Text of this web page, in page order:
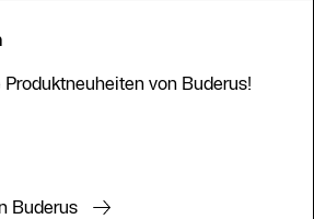
von Buderus!
Buderus